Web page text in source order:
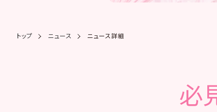
トップ ニュース ニュース詳細
必